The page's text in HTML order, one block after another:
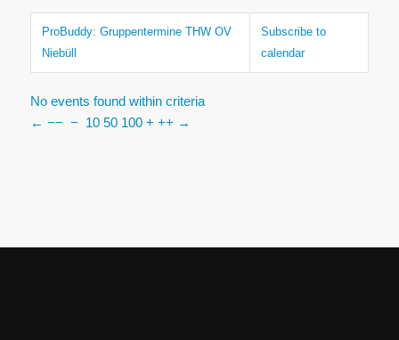
ProBuddy: Gruppentermine THW OV
Niebüll
Subscribe to
calendar
No events found within criteria
← −− − 10 50 100 + ++ →